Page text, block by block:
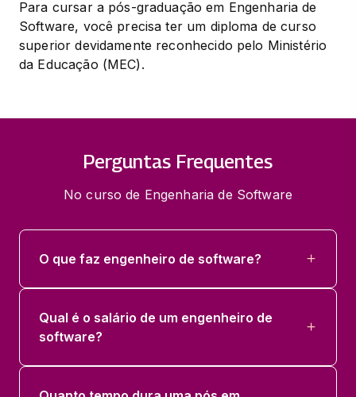
Para cursar a pós-graduação em Engenharia de
Software, você precisa ter um diploma de curso
superior devidamente reconhecido pelo Ministério
da Educação (MEC).
Perguntas Frequentes
No curso de Engenharia de Software
O que faz engenheiro de software?
Qual é o salário de um engenheiro de
software?